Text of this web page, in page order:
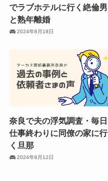
でラブホテルに行く絶倫男
と熟年離婚
2024年8月18日
奈良で夫の浮気調査・毎日
仕事終わりに同僚の家に行
く旦那
2024年8月12日